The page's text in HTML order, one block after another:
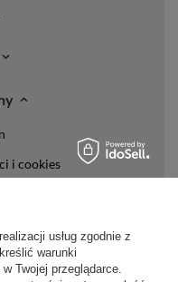
i cookies
usług zgodnie z
warunki
Twojej przeglądarce.